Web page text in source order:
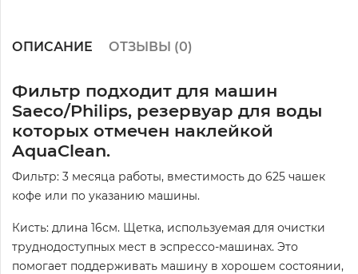
ОПИСАНИЕ ОТЗЫВЫ (0)
Фильтр подходит для машин
Saeco/Philips, резервуар для воды
которых отмечен наклейкой
AquaClean.
Фильтр: 3 месяца работы, вместимость до 625 чашек
кофе или по указанию машины.
Кисть: длина 16см. Щетка, используемая для очистки
труднодоступных мест в эспрессо-машинах. Это
помогает поддерживать машину в хорошем состоянии,